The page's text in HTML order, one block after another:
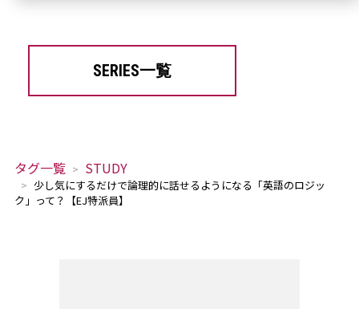
SERIES一覧
タグ一覧 STUDY
少し気にするだけで論理的に話せるようになる「英語のロジッ
ク」って？【EJ特派員】